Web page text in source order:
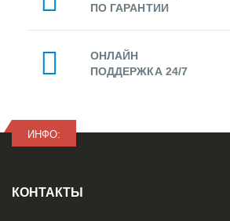
ПО ГАРАНТИИ
ОНЛАЙН
ПОДДЕРЖКА 24/7
ИНФО:
КОНТАКТЫ